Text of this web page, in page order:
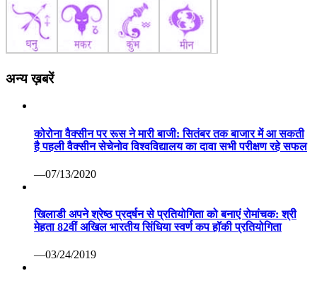
अन्य ख़बरें
कोरोना वैक्सीन पर रूस ने मारी बाजी: सितंबर तक बाजार में आ सकती
है पहली वैक्सीन सेचेनोव विश्वविद्यालय का दावा सभी परीक्षण रहे सफल
—07/13/2020
खिलाडी अपने श्रेष्ठ प्रदर्षन से प्रतियोगिता को बनाएं रोमांचक: श्री
मेहता 82वीं अखिल भारतीय सिंधिया स्वर्ण कप हॉकी प्रतियोगिता
—03/24/2019